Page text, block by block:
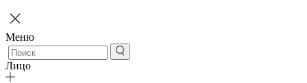
Меню
Лицо